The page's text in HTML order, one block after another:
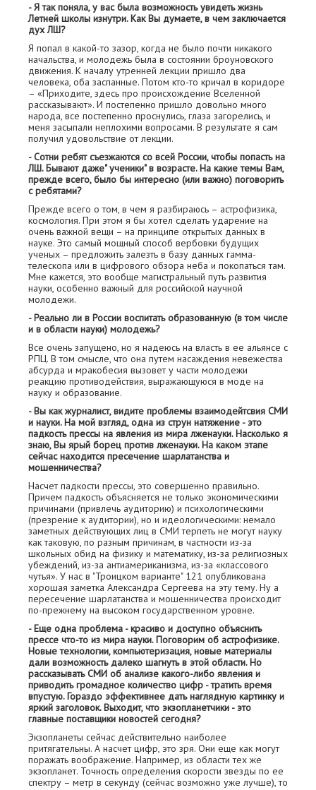
- Я так поняла, у вас была возможность увидеть жизнь
Летней школы изнутри. Как Вы думаете, в чем заключается
дух ЛШ?
Я попал в какой-то зазор, когда не было почти никакого
начальства, и молодежь была в состоянии броуновского
движения. К началу утренней лекции пришло два
человека, оба заспанные. Потом кто-то кричал в коридоре
– «Приходите, здесь про происхождение Вселенной
рассказывают». И постепенно пришло довольно много
народа, все постепенно проснулись, глаза загорелись, и
меня засыпали неплохими вопросами. В результате я сам
получил удовольствие от лекции.
- Сотни ребят съезжаются со всей России, чтобы попасть на
ЛШ. Бывают даже" ученики" в возрасте. На какие темы Вам,
прежде всего, было бы интересно (или важно) поговорить
с ребятами?
Прежде всего о том, в чем я разбираюсь – астрофизика,
космология. При этом я бы хотел сделать ударение на
очень важной вещи – на принципе открытых данных в
науке. Это самый мощный способ вербовки будущих
ученых – предложить залезть в базу данных гамма-
телескопа или в цифрового обзора неба и покопаться там.
Мне кажется, это вообще магистральный путь развития
науки, особенно важный для российской научной
молодежи.
- Реально ли в России воспитать образованную (в том числе
и в области науки) молодежь?
Все очень запущено, но я надеюсь на власть в ее альянсе с
РПЦ. В том смысле, что она путем насаждения невежества
абсурда и мракобесия вызовет у части молодежи
реакцию противодействия, выражающуюся в моде на
науку и образование.
- Вы как журналист, видите проблемы взаимодейтсвия СМИ
и науки. На мой взгляд, одна из струн натяжение - это
падкость прессы на явления из мира лженауки. Насколько я
знаю, Вы ярый борец против лженауки. На каком этапе
сейчас находится пресечение шарлатанства и
мошенничества?
Насчет падкости прессы, это совершенно правильно.
Причем падкость объясняется не только экономическими
причинами (привлечь аудиторию) и психологическими
(презрение к аудитории), но и идеологическими: немало
заметных действующих лиц в СМИ терпеть не могут науку
как таковую, по разным причинам, в частности из-за
школьных обид на физику и математику, из-за религиозных
убеждений, из-за антиамериканизма, из-за «классового
чутья». У нас в "Троицком варианте" 121 опубликована
хорошая заметка Александра Сергеева на эту тему. Ну а
пересечение шарлатанства и мошенничества происходит
по-прежнему на высоком государственном уровне.
- Еще одна проблема - красиво и доступно объяснить
прессе что-то из мира науки. Поговорим об астрофизике.
Новые технологии, компьютеризация, новые материалы
дали возможность далеко шагнуть в этой области. Но
рассказывать СМИ об анализе какого-либо явления и
приводить громадное количество цифр - тратить время
впустую. Гораздо эффективнее дать наглядную картинку и
яркий заголовок. Выходит, что экзопланетчики - это
главные поставщики новостей сегодня?
Экзопланеты сейчас действительно наиболее
притягательны. А насчет цифр, это зря. Они еще как могут
поражать воображение. Например, из области тех же
экзопланет. Точность определения скорости звезды по ее
спектру – метр в секунду (сейчас возможно уже лучше), то